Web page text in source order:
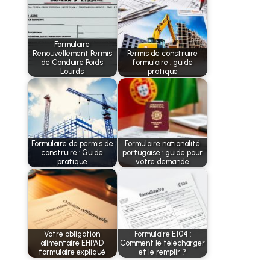
Formulaire
Renouvellement Permis
de Conduire Poids
Lourds
Permis de construire
formulaire : guide
pratique
Formulaire de permis de
construire : Guide
pratique
Formulaire nationalité
portugaise : guide pour
votre demande
Votre obligation
alimentaire EHPAD
formulaire expliqué
Formulaire E104 :
Comment le télécharger
et le remplir ?